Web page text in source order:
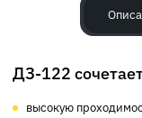
ДЗ-122
высокую